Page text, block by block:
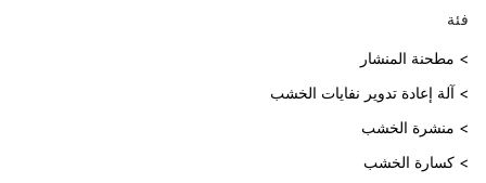
فئة
> مطحنة المنشار
> آلة إعادة تدوير نفايات الخشب
> منشرة الخشب
> كسارة الخشب